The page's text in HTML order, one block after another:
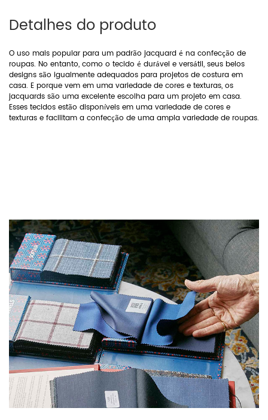
Detalhes do produto
O uso mais popular para um padrão jacquard é na confecção de
roupas. No entanto, como o tecido é durável e versátil, seus belos
designs são igualmente adequados para projetos de costura em
casa. E porque vem em uma variedade de cores e texturas, os
jacquards são uma excelente escolha para um projeto em casa.
Esses tecidos estão disponíveis em uma variedade de cores e
texturas e facilitam a confecção de uma ampla variedade de roupas.